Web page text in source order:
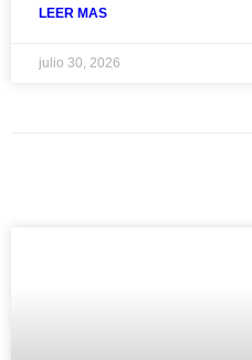
LEER MAS
julio 30, 2026